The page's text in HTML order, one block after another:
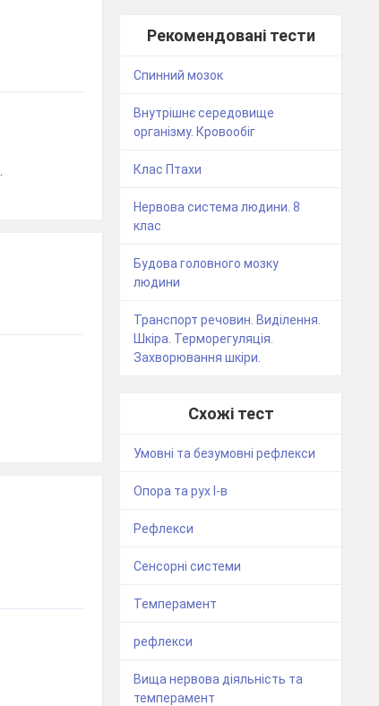
Рекомендовані тести
Спинний мозок
Внутрішнє середовище
організму. Кровообіг
Клас Птахи
Нервова система людини. 8
клас
Будова головного мозку
людини
Транспорт речовин. Виділення.
Шкіра. Терморегуляція.
Захворювання шкіри.
Схожі тест
Умовні та безумовні рефлекси
Опора та рух І-в
Рефлекси
Сенсорні системи
Темперамент
рефлекси
Вища нервова діяльність та
темперамент